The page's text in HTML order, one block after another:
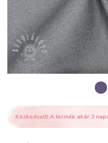
Közkedvelt! A termék akár 3